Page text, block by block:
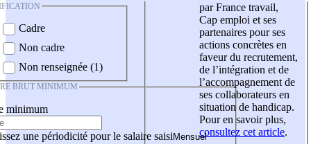
Cadre
Non cadre
Non renseignée (1)
BRUT MINIMUM
minimum
une périodicité pour le salaire saisi
par France travail,
Cap emploi et ses
partenaires pour ses
actions concrètes en
faveur du recrutement,
de l’intégration et de
l’accompagnement de
ses collaborateurs en
situation de handicap.
Pour en savoir plus,
consultez cet article.